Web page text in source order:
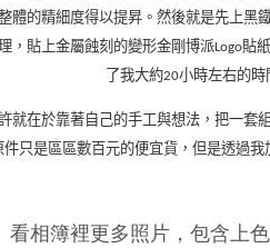
體的精細度得以提昇。然後就是先上黑
，貼上金屬蝕刻的變形金剛博派Logo貼
了我大約20小時左右的時
就在於靠著自己的手工與想法，把一套
只是區區數百元的便宜貨，但是透過
看相簿裡更多照片，包含上